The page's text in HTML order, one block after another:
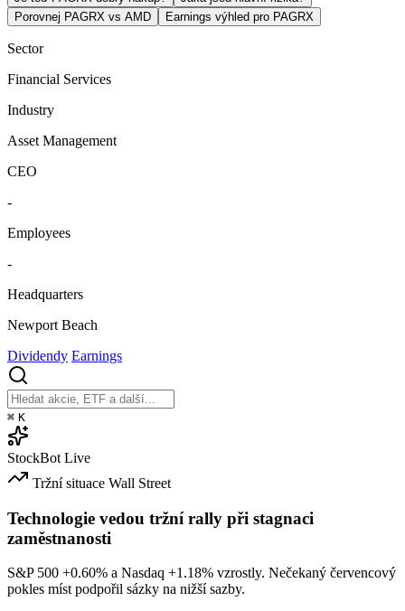
Porovnej PAGRX vs AMD
Earnings výhled pro PAGRX
Sector
Financial Services
Industry
Asset Management
CEO
-
Employees
-
Headquarters
Newport Beach
Dividendy Earnings
⌘ K
StockBot Live
Tržní situace Wall Street
Technologie vedou tržní rally při stagnaci
zaměstnanosti
S&P 500 +0.60% a Nasdaq +1.18% vzrostly. Nečekaný červencový
pokles míst podpořil sázky na nižší sazby.